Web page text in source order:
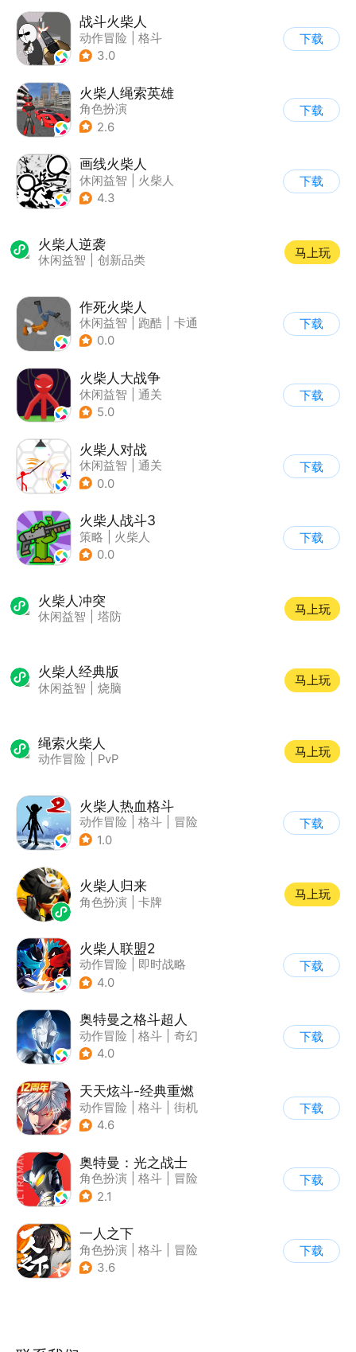
战斗火柴人
动作冒险
格斗
| 横版过关
3.0
下载
火柴人绳索英雄
角色扮演
| 第三人称射击
2.6
下载
画线火柴人
休闲益智
火柴人
| DIY
4.3
下载
火柴人逆袭
休闲益智 创新品类
马上玩
作死火柴人
休闲益智 跑酷
卡通
| 62游戏
0.0
下载
火柴人大战争
休闲益智
通关
| 火柴人
5.0
下载
火柴人对战
休闲益智
通关
| 火柴人
0.0
下载
火柴人战斗3
策略
火柴人
| 指动网络
0.0
下载
火柴人冲突
休闲益智 塔防
马上玩
火柴人经典版
休闲益智 烧脑
马上玩
绳索火柴人
动作冒险 PvP
马上玩
火柴人热血格斗
动作冒险 格斗
冒险
| 火柴人
1.0
下载
火柴人归来
角色扮演 卡牌
马上玩
火柴人联盟2
动作冒险
即时战略
| 冒险
4.0
下载
奥特曼之格斗超人
动作冒险 格斗
奇幻
| 奥特曼
4.0
下载
天天炫斗-经典重燃
动作冒险 格斗
街机
| 动漫
4.6
下载
奥特曼：光之战士
角色扮演 格斗
冒险
| 童年
2.1
下载
一人之下
角色扮演 格斗
冒险
| 一人之下
3.6
下载